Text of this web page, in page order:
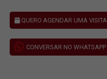
QUERO AGENDAR UMA VISITA
CONVERSAR NO WHATSAPP